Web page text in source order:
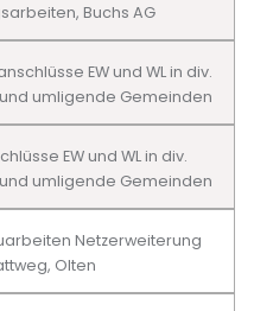
Buchs AG
EW und WL in div.
umligende Gemeinden
EW und WL in div.
umligende Gemeinden
Netzerweiterung
Olten